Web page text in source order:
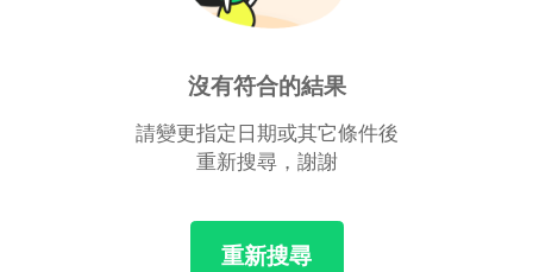
沒有符合的結果
請變更指定日期或其它條件後
重新搜尋，謝謝
重新搜尋